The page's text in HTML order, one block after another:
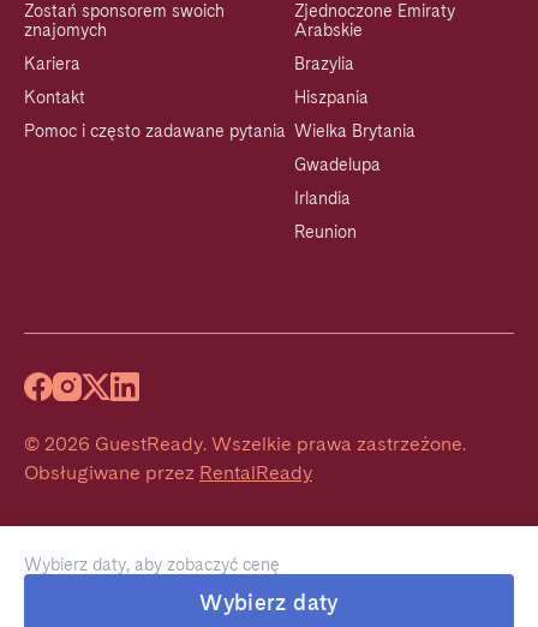
Wybierz daty, aby zobaczyć cenę
Wybierz daty
Zostań sponsorem swoich
znajomych
Kariera
Kontakt
Pomoc i często zadawane pytania
Zjednoczone Emiraty
Arabskie
Brazylia
Hiszpania
Wielka Brytania
Gwadelupa
Irlandia
Reunion
© 2026 GuestReady. Wszelkie prawa zastrzeżone.
Obsługiwane przez RentalReady